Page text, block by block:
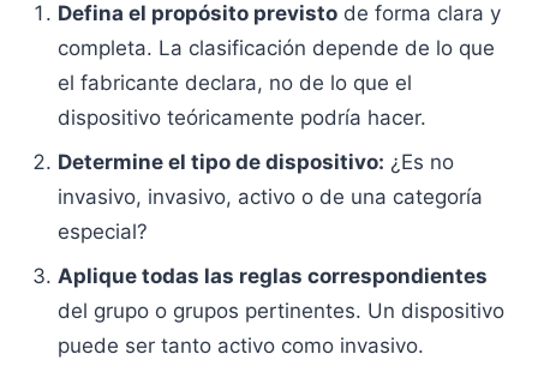
Defina el propósito previsto de forma clara y
completa. La clasificación depende de lo que
el fabricante declara, no de lo que el
dispositivo teóricamente podría hacer.
Determine el tipo de dispositivo: ¿Es no
invasivo, invasivo, activo o de una categoría
especial?
Aplique todas las reglas correspondientes
del grupo o grupos pertinentes. Un dispositivo
puede ser tanto activo como invasivo.